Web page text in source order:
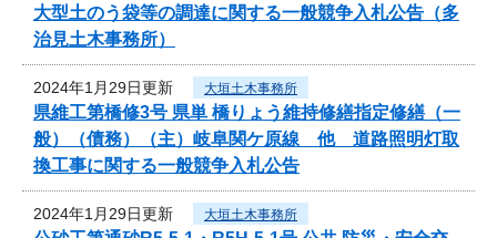
大型土のう袋等の調達に関する一般競争入札公告（多
治見土木事務所）
2024年1月29日更新 大垣土木事務所
県維工第橋修3号 県単 橋りょう維持修繕指定修繕（一
般）（債務）（主）岐阜関ケ原線 他 道路照明灯取
換工事に関する一般競争入札公告
2024年1月29日更新 大垣土木事務所